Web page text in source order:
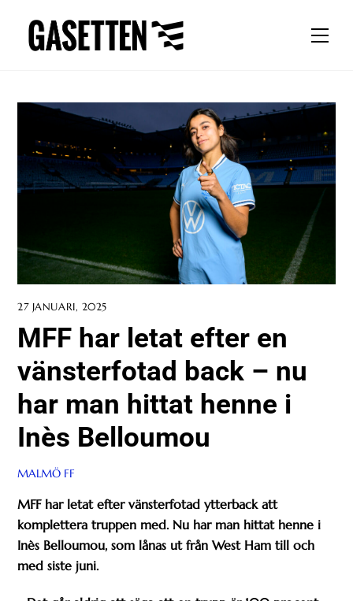
content
27 JANUARI, 2025
MFF har letat efter en
vänsterfotad back – nu
har man hittat henne i
Inès Belloumou
MALMÖ FF
MFF har letat efter vänsterfotad ytterback att
komplettera truppen med. Nu har man hittat henne i
Inès Belloumou, som lånas ut från West Ham till och
med siste juni.